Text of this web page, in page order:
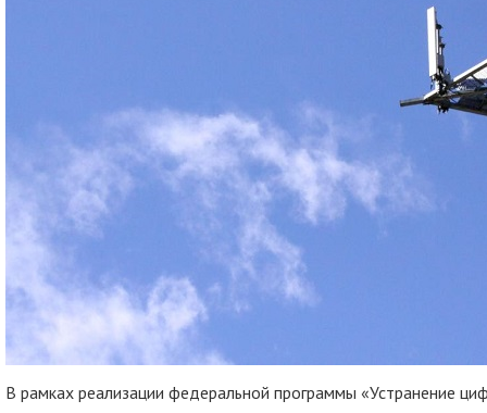
В рамках реализации федеральной программы «Устранение